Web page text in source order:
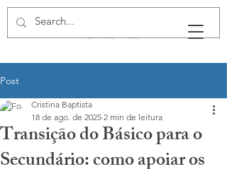
Post
Transição do Básico para o
Secundário: como apoiar os
Cristina Baptista
18 de ago. de 2025 2 min de leitura